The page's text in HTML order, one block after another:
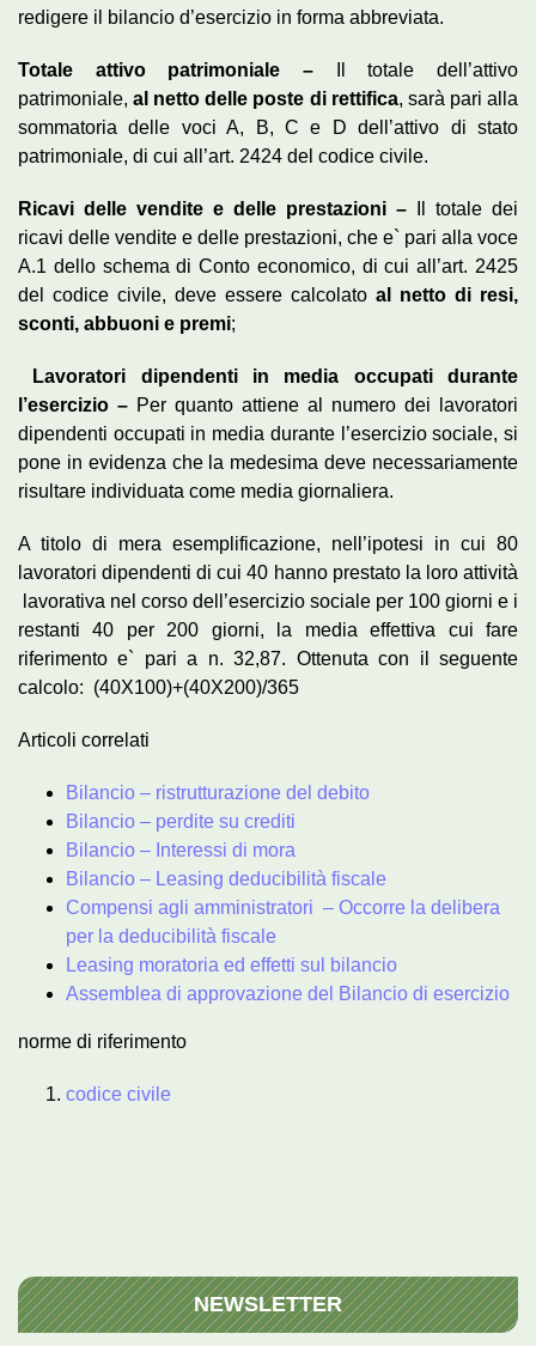
redigere il bilancio d’esercizio in forma abbreviata.
Totale attivo patrimoniale – Il totale dell’attivo
patrimoniale,al netto delle poste di rettifica, sarà pari alla
sommatoria delle voci A, B, C e D dell’attivo di stato
patrimoniale, di cui all’art. 2424 del codice civile.
Ricavi delle vendite e delle prestazioni –
Il totale dei
ricavi delle vendite e delle prestazioni, che e` pari alla voce
A.1 dello schema di Conto economico, di cui all’art. 2425
del codice civile, deve essere calcolato al netto di resi,
sconti, abbuoni e premi;
Lavoratori dipendenti in media occupati durante
l’esercizio – Per quanto attiene al numero dei lavoratori
dipendenti occupati in media durante l’esercizio sociale, si
pone in evidenza che la medesima deve necessariamente
risultare individuata come media giornaliera.
A titolo di mera esemplificazione, nell’ipotesi in cui 80
lavoratori dipendenti di cui 40 hanno prestato la loro attività
lavorativa nel corso dell’esercizio sociale per 100 giorni e i
restanti 40 per 200 giorni, la media effettiva cui fare
riferimento e` pari a n. 32,87. Ottenuta con il seguente
calcolo: (40X100)+(40X200)/365
Articoli correlati
Bilancio – ristrutturazione del debito
Bilancio – perdite su crediti
Bilancio – Interessi di mora
Bilancio – Leasing deducibilità fiscale
Compensi agli amministratori – Occorre la delibera
per la deducibilità fiscale
Leasing moratoria ed effetti sul bilancio
Assemblea di approvazione del Bilancio di esercizio
norme di riferimento
codice civile
NEWSLETTER